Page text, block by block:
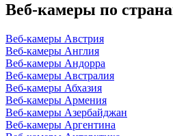
Веб-камеры по
Веб-камеры Австрия
Веб-камеры Англия
Веб-камеры Андорра
Веб-камеры Австралия
Веб-камеры Абхазия
Веб-камеры Армения
Веб-камеры Азербайджан
Веб-камеры Аргентина